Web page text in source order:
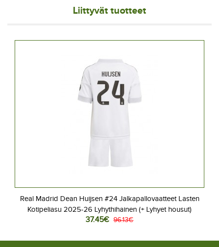
Liittyvät tuotteet
Real Madrid Dean Huijsen #24 Jalkapallovaatteet Lasten
Kotipeliasu 2025-26 Lyhythihainen (+ Lyhyet housut)
37.45€ 96.13€